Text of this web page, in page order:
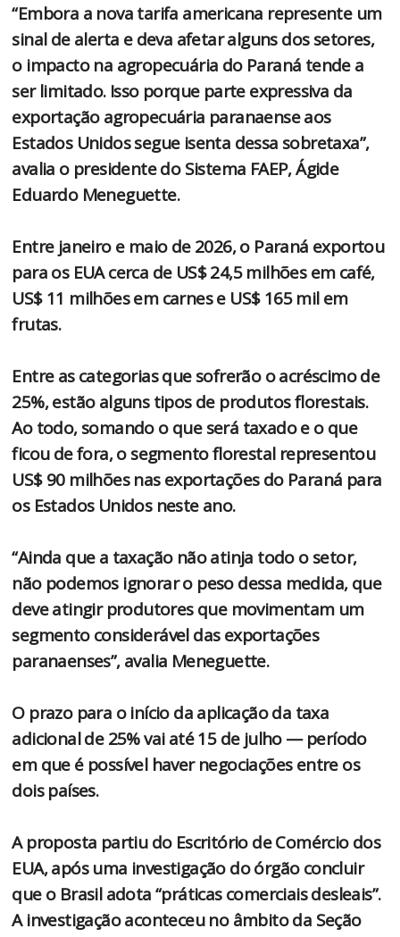
“Embora a nova tarifa americana represente um
sinal de alerta e deva afetar alguns dos setores,
o impacto na agropecuária do Paraná tende a
ser limitado. Isso porque parte expressiva da
exportação agropecuária paranaense aos
Estados Unidos segue isenta dessa sobretaxa”,
avalia o presidente do Sistema FAEP, Ágide
Eduardo Meneguette.
Entre janeiro e maio de 2026, o Paraná exportou
para os EUA cerca de US$ 24,5 milhões em café,
US$ 11 milhões em carnes e US$ 165 mil em
frutas.
Entre as categorias que sofrerão o acréscimo de
25%, estão alguns tipos de produtos florestais.
Ao todo, somando o que será taxado e o que
ficou de fora, o segmento florestal representou
US$ 90 milhões nas exportações do Paraná para
os Estados Unidos neste ano.
“Ainda que a taxação não atinja todo o setor,
não podemos ignorar o peso dessa medida, que
deve atingir produtores que movimentam um
segmento considerável das exportações
paranaenses”, avalia Meneguette.
O prazo para o início da aplicação da taxa
adicional de 25% vai até 15 de julho — período
em que é possível haver negociações entre os
dois países.
A proposta partiu do Escritório de Comércio dos
EUA, após uma investigação do órgão concluir
que o Brasil adota “práticas comerciais desleais”.
A investigação aconteceu no âmbito da Seção